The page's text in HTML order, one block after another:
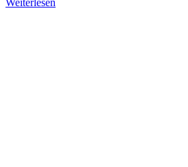
Weiterlesen